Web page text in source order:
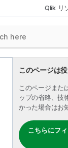
Qlik リ
このページは
このページまた
ップの省略、技
かった場合はお
こちらにフ